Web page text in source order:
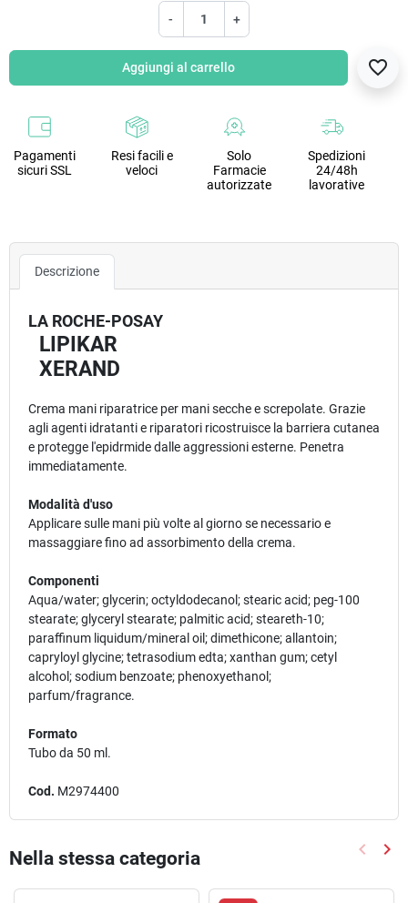
- +
Aggiungi al carrello favorite_border
Pagamenti
sicuri SSL
Resi facili e
veloci
Solo
Farmacie
autorizzate
Spedizioni
24/48h
lavorative
Descrizione
LA ROCHE-POSAY
LIPIKAR
XERAND
Crema mani riparatrice per mani secche e screpolate. Grazie
agli agenti idratanti e riparatori ricostruisce la barriera cutanea
e protegge l'epidrmide dalle aggressioni esterne. Penetra
immediatamente.
Modalità d'uso
Applicare sulle mani più volte al giorno se necessario e
massaggiare fino ad assorbimento della crema.
Componenti
Aqua/water; glycerin; octyldodecanol; stearic acid; peg-100
stearate; glyceryl stearate; palmitic acid; steareth-10;
paraffinum liquidum/mineral oil; dimethicone; allantoin;
capryloyl glycine; tetrasodium edta; xanthan gum; cetyl
alcohol; sodium benzoate; phenoxyethanol;
parfum/fragrance.
Formato
Tubo da 50 ml.
Cod. M2974400
Nella stessa categoria keyboard_arrow_left keyboard_arrow_right